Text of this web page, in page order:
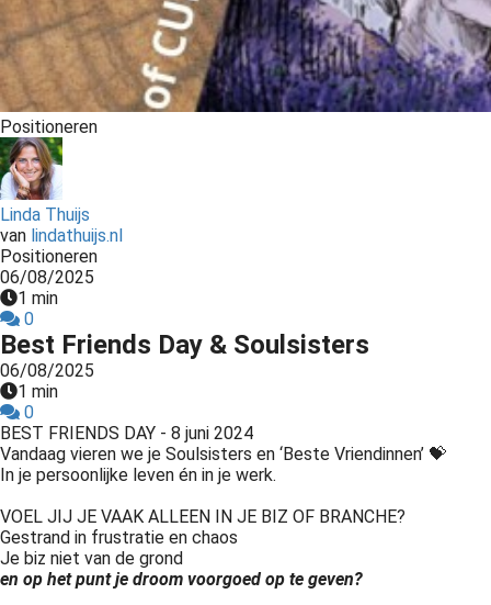
Positioneren
Linda Thuijs
van lindathuijs.nl
Positioneren
06/08/2025
1 min
0
Best Friends Day & Soulsisters
06/08/2025
1 min
0
BEST FRIENDS DAY - 8 juni 2024
Vandaag vieren we je Soulsisters en ‘Beste Vriendinnen’ 💝
In je persoonlijke leven én in je werk.
VOEL JIJ JE VAAK ALLEEN IN JE BIZ OF BRANCHE?
Gestrand in frustratie en chaos
Je biz niet van de grond
en op het punt je droom voorgoed op te geven?